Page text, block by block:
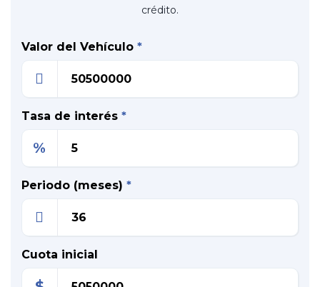
crédito.
Valor del Vehículo *
Tasa de interés *
%
Periodo (meses) *
Cuota inicial